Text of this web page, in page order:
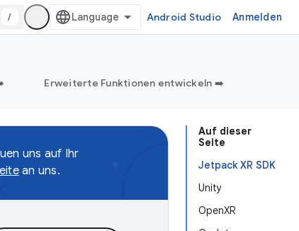
/ Android Studio Anmelden
Erweiterte Funktionen entwickeln ➡️
Auf dieser
Seite
Jetpack XR SDK
Unity
OpenXR
uns auf Ihr
an uns.